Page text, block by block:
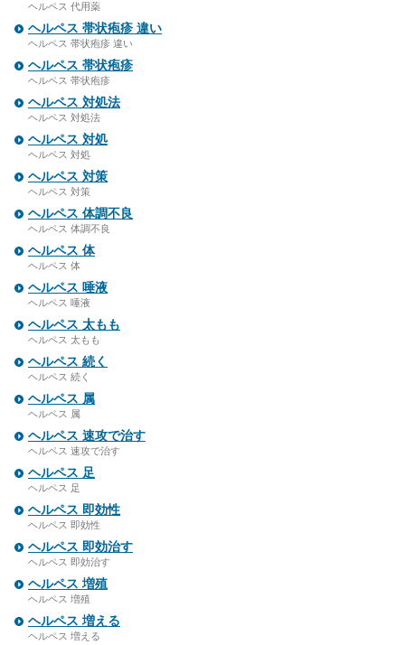
ヘルペス 代用薬
ヘルペス 帯状疱疹 違い
ヘルペス 帯状疱疹 違い
ヘルペス 帯状疱疹
ヘルペス 帯状疱疹
ヘルペス 対処法
ヘルペス 対処法
ヘルペス 対処
ヘルペス 対処
ヘルペス 対策
ヘルペス 対策
ヘルペス 体調不良
ヘルペス 体調不良
ヘルペス 体
ヘルペス 体
ヘルペス 唾液
ヘルペス 唾液
ヘルペス 太もも
ヘルペス 太もも
ヘルペス 続く
ヘルペス 続く
ヘルペス 属
ヘルペス 属
ヘルペス 速攻で治す
ヘルペス 速攻で治す
ヘルペス 足
ヘルペス 足
ヘルペス 即効性
ヘルペス 即効性
ヘルペス 即効治す
ヘルペス 即効治す
ヘルペス 増殖
ヘルペス 増殖
ヘルペス 増える
ヘルペス 増える